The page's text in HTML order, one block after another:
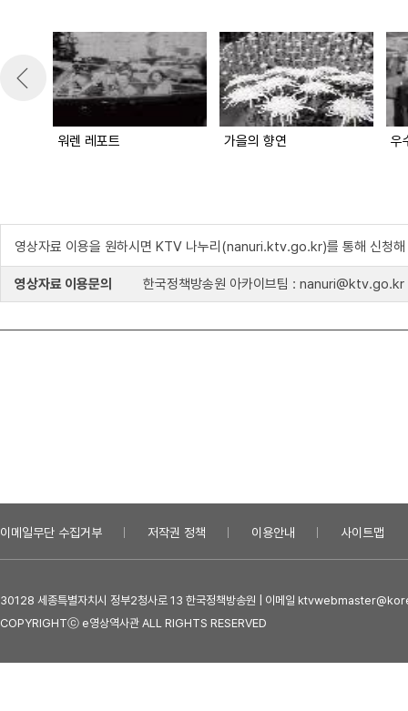
워렌 레포트 가을의 향연 우
영상자료 이용을 원하시면 KTV 나누리(nanuri.ktv.go.kr)를 통해 신청해
영상자료 이용문의 한국정책방송원 아카이브팀 : nanuri@ktv.go.kr
이메일무단 수집거부 저작권 정책 이용안내 사이트맵
30128 세종특별자치시 정부2청사로 13 한국정책방송원 | 이메일
COPYRIGHTⓒ e영상역사관 ALL RIGHTS RESERVED